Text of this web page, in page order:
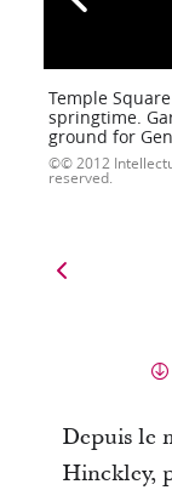
Temple
springtime.
ground for
© 2012
reserved.
Depuis le
Hinckley,